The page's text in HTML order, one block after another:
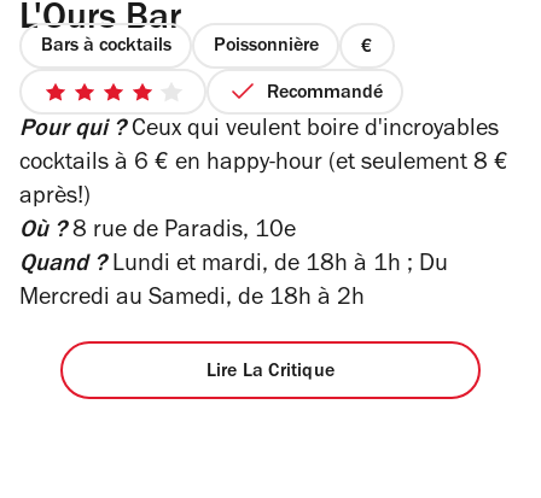
L'Ours Bar
Bars à cocktails Poissonnière
prix
1
sur
4
sur
5
Recommandé
Pour qui ? Ceux qui veulent boire d'incroyables
cocktails à 6 € en happy-hour (et seulement 8 €
après!)
Où ?8 rue de Paradis, 10e
Quand ? Lundi et mardi, de 18h à 1h ; Du
Mercredi au Samedi, de 18h à 2h
Lire La Critique